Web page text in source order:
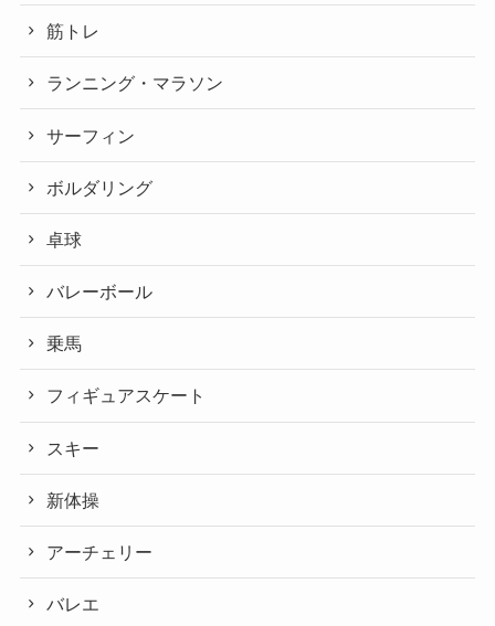
筋トレ
ランニング・マラソン
サーフィン
ボルダリング
卓球
バレーボール
乗馬
フィギュアスケート
スキー
新体操
アーチェリー
バレエ